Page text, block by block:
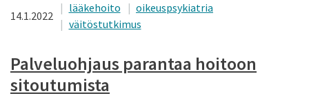
14.1.2022
lääkehoito
oikeuspsykiatria
väitöstutkimus
Palveluohjaus parantaa hoitoon
sitoutumista